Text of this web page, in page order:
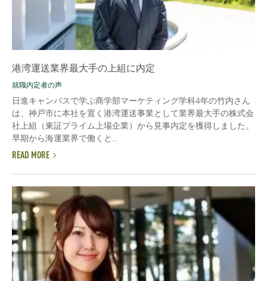
港湾運送業界最大手の上組に内定
就職内定者の声
日進キャンパスで学ぶ商学部マーケティング学科4年の竹内さん
は、神戸市に本社を置く港湾運送事業として業界最大手の株式会
社上組（東証プライム上場企業）から見事内定を獲得しました。
早期から海運業界で働くと...
READ MORE